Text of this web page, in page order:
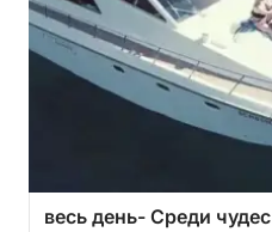
весь день- Среди чудес